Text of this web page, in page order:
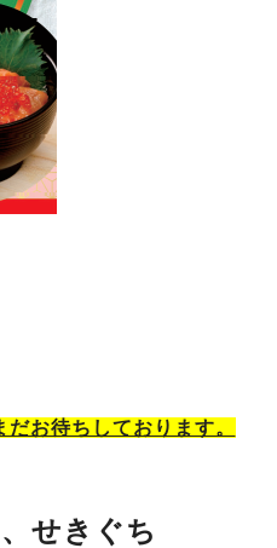
お待ちしております。
せきぐち